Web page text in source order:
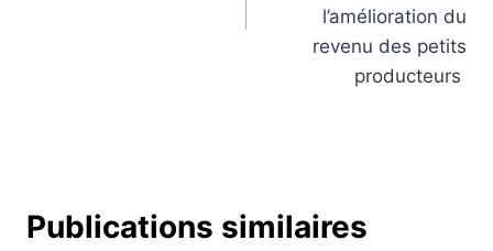
l’amélioration du
revenu des petits
producteurs
Publications similaires